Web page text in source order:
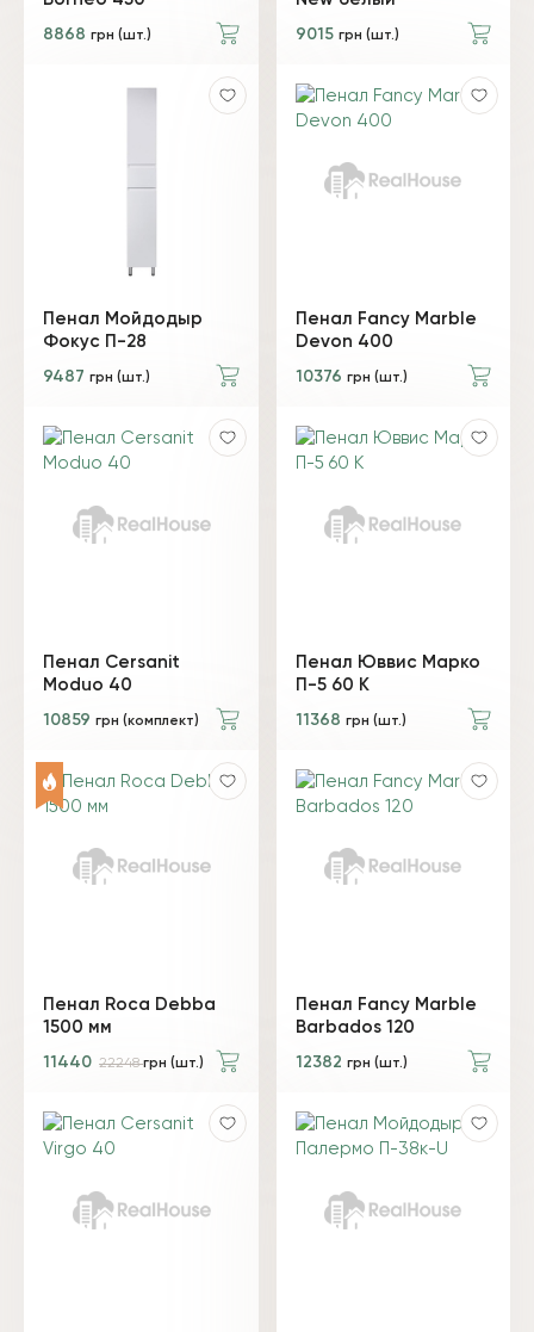
8868 грн (шт.) 9015 грн (шт.)
Пенал Мойдодыр
Фокус П-28
9487 грн (шт.)
Пенал Fancy Marble
Devon 400
10376 грн (шт.)
Пенал Cersanit
Moduo 40
10859 грн (комплект)
Пенал Юввис Марко
П-5 60 К
11368 грн (шт.)
Пенал Roca Debba
1500 мм
11440 22248грн (шт.)
Пенал Fancy Marble
Barbados 120
12382 грн (шт.)